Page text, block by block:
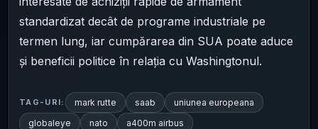
standardizat decât de programe industriale pe
termen lung, iar cumpărarea din SUA poate aduce
și beneficii politice în relația cu Washingtonul.
TAG-URI: mark rutte saab
uniunea europeana
globaleye
nato
a400m airbus